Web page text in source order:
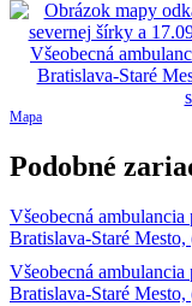
Mapa
Podobné
Všeobecná
Bratislava-Staré
Všeobecná
Bratislava-Staré